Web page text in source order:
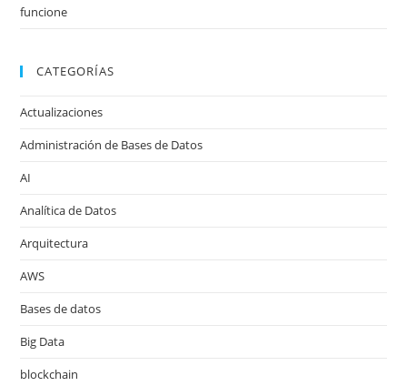
funcione
CATEGORÍAS
Actualizaciones
Administración de Bases de Datos
AI
Analítica de Datos
Arquitectura
AWS
Bases de datos
Big Data
blockchain